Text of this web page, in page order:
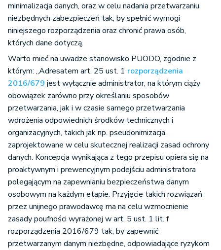
minimalizacja danych, oraz w celu nadania przetwarzaniu
niezbędnych zabezpieczeń tak, by spełnić wymogi
niniejszego rozporządzenia oraz chronić prawa osób,
których dane dotyczą.
Warto mieć na uwadze stanowisko PUODO, zgodnie z
którym: „Adresatem art. 25 ust. 1 rozporządzenia
2016/679 jest wyłącznie administrator, na którym ciąży
obowiązek zarówno przy określaniu sposobów
przetwarzania, jak i w czasie samego przetwarzania
wdrożenia odpowiednich środków technicznych i
organizacyjnych, takich jak np. pseudonimizacja,
zaprojektowane w celu skutecznej realizacji zasad ochrony
danych. Koncepcja wynikająca z tego przepisu opiera się na
proaktywnym i prewencyjnym podejściu administratora
polegającym na zapewnianiu bezpieczeństwa danym
osobowym na każdym etapie. Przyjęcie takich rozwiązań
przez unijnego prawodawcę ma na celu wzmocnienie
zasady poufności wyrażonej w art. 5 ust. 1 lit. f
rozporządzenia 2016/679 tak, by zapewnić
przetwarzanym danym niezbędne, odpowiadające ryzykom